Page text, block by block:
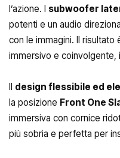
l’azione. I subwoofer
potenti e un audio
con le immagini. Il risultato
immersivo e coinvolgente,
Il design flessibile ed
la posizione Front One
immersiva con cornice
più sobria e perfetta per